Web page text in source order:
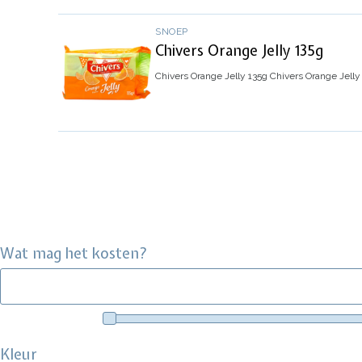
SNOEP
Chivers Orange Jelly 135g
Chivers Orange Jelly 135g Chivers Orange Jelly
Wat mag het kosten?
Kleur